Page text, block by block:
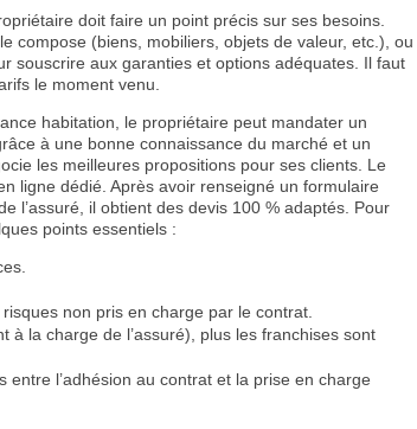
doit faire un point précis sur ses besoins.
compose (biens, mobiliers, objets de valeur, etc.), ou
souscrire aux garanties et options adéquates. Il faut
le moment venu.
habitation, le propriétaire peut mandater un
à une bonne connaissance du marché et un
les meilleures propositions pour ses clients. Le
ligne dédié. Après avoir renseigné un formulaire
l’assuré, il obtient des devis 100 % adaptés. Pour
points essentiels :
non pris en charge par le contrat.
à la charge de l’assuré), plus les franchises sont
l’adhésion au contrat et la prise en charge